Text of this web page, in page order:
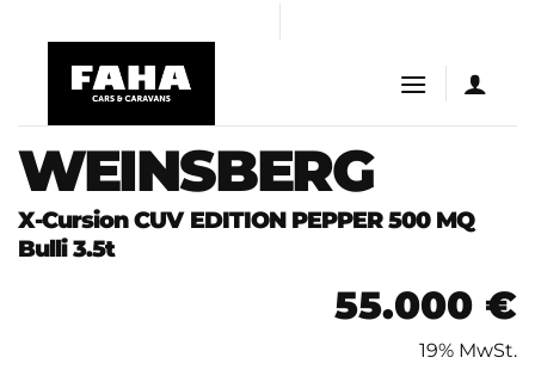
content
WEINSBERG
X-Cursion CUV EDITION PEPPER 500 MQ
Bulli 3.5t
55.000 €
19% MwSt.